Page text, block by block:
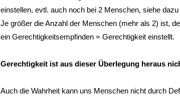
einstellen, evtl. auch noch bei 2 Menschen, siehe
Je größer die Anzahl der Menschen (mehr als 2) ist,
ein Gerechtigkeitsempfinden = Gerechtigkeit einstellt.
Gerechtigkeit ist aus dieser Überlegung heraus
Auch die Wahrheit kann uns Menschen nicht durch